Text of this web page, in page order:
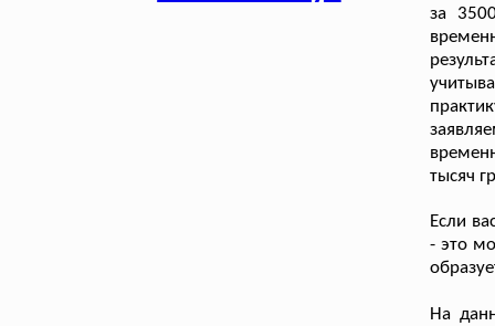
за
тысяч
Если
- это
На